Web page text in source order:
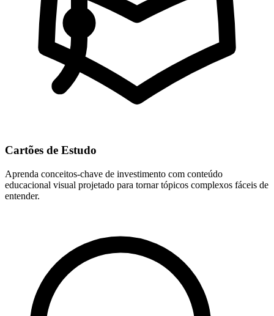
Cartões de Estudo
Aprenda conceitos-chave de investimento com conteúdo
educacional visual projetado para tornar tópicos complexos fáceis de
entender.